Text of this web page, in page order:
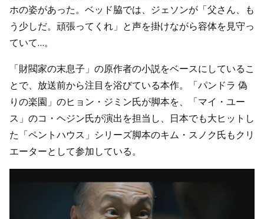
ホの姿があった。ベッド脇では、ジェソンが「父さん、も
う少しだ。頑張ってくれ」と声を掛けながら容体を見守っ
ていて…。
「財閥家の末息子」の原作者の小説をベースにしているこ
とで、放送前から注目を浴びている本作。「パンドラ 偽
りの楽園」のヒョン・ジミン氏が脚本を、「マイ・ユー
ス」のコ・ヘジン氏が演出を担当し、日本でも大ヒットし
た「ペントハウス」シリーズ脚本のキム・スノク氏もクリ
エーターとして参加している。